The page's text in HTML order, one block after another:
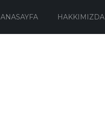
ANASAYFA HAKKIMIZDA